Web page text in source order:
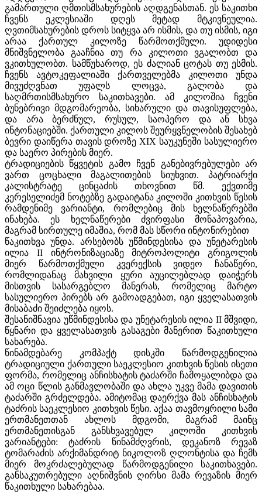
გამართული ღმთისმსახურების აღდგენასთან. ეს საკითხი
ჩვენს ეკლესიაში დღეს მეტად მტკივნეულია.
ღვთიმსახურების დროს სიტყვა არ ისმის, და თუ ისმის, იგი
არაა ქართულ კილოზე წარმოთქმული. უდიდესი
მნიშვნელობა გააჩნია თუ რა კილოთი ვგალობთ და
ვკითხულობთ. სამწუხაროდ, ეს ძალიან ცოტას თუ ესმის.
ჩვენს ავტოკეფალიაში ქართველებმა კილოთი უნდა
მივუძღვნათ უფალს ლოცვა, გალობა და
საღმრთისმსახურო საკითხავები. ამ კილოშია ჩვენი
ბუნებრივი მდგომარეობა, სიხარული და თავისუფლება,
და არა ბერძნულ, რუსულ, საოპერო და ან სხვა
ინტონაციებში. ქართული კილოს შეურყვნელობის შესახებ
ბევრი დაიწერა თავის დროზე XIX საუკუნეში სასულიერო
და საერო პირების მიერ.
ტრადიციების წყვეტის გამო ჩვენ განებივრებულები არ
ვართ ცოცხალი მაგალითების სიუხვით. პატრიარქი
კალისტრატე ცინცაძის თხოვნით წმ. ექვთიმე
კერესელიძემ ნოტებზე გადაიტანა კილოში კითხვის წესის
რამდენიმე ვარიანტი, რომლებიც მის ხელნაწერებში
ინახება. ეს ხელნაწერები ძვირფასი მონაპოვარია,
მაგრამ სირთულე იმაშია, რომ მას სწორი ინტონირებით
წაკითხვა უნდა. არსებობს უწმინდესისა და უნეტარესის
ილია II ინტრონიზაციაზე მიტროპოლიტი გრიგოლის
მიერ წარმოთქმული კვერექსის ვიდეო ჩანაწერი,
რომლიდანაც მახვილი ყური აუცილებლად დაიჭერს
მისთვის სასარგებლო მანერას, რომელიც მარტო
სასულიერო პირებს არ გამოადგებათ, იგი ყველასათვის
მისაბაძი შეიძლება იყოს.
შესანიშნავია უწმინდესისა და უნეტარესის ილია II მშვიდი,
წყნარი და ყველასათვის გასაგები მანერით წაკითხული
სახარება.
წინამდებარე კომპაქტ დისკში წარმოდგენილია
ტრადიციული ქართული საეკლესიო კითხვის წესის ისეთი
ფორმა, რომელიც ანჩისხატის ტაძარში ჩამოყალიბდა და
ამ ოცი წლის განმავლობაში და ახლა უკვე მამა დავითის
ტაძარში გრძელდება. ამიტომაც დაერქვა მას ანჩისხატის
ტაძრის საეკლესიო კითხვის წესი. აქაა თავმოყრილი სამი
ერთმანეთთან ახლოს მდგომი, მაგრამ მაინც
ერთმანეთისგან განსხვავებულ კილოში კითხვის
ვარიანტები: ტაძრის წინამძღვრის, დეკანოზ რევაზ
ტომარაძის არქიმანდრიტ ნიკოლოზ ღლონტისა და ჩემს
მიერ მოკრძალებულად წარმოდგენილი საკითხავები.
განსაკუთრებული აღნიშვნის ღირსი მამა რევაზის მიერ
წაკითხული სახარებაა.